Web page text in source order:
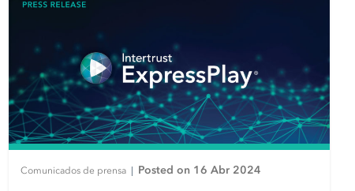
Comunicados de prensa Posted on 16 Abr 2024